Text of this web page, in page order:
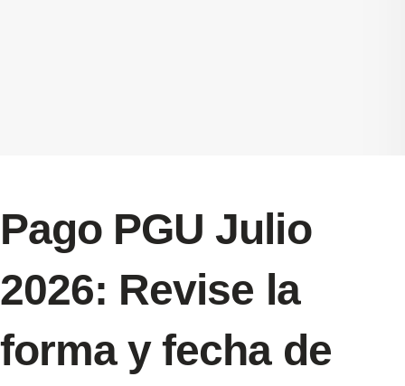
Pago PGU Julio
2026: Revise la
forma y fecha de